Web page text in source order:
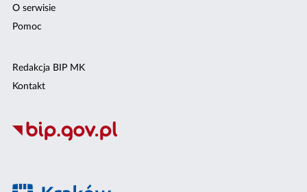
O serwisie
Pomoc
Redakcja BIP MK
Kontakt